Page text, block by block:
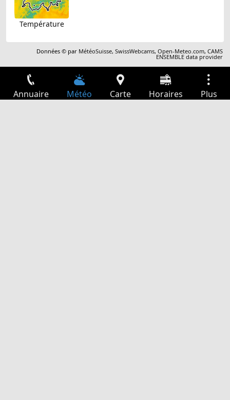
Température
Données © par MétéoSuisse,SwissWebcams,Open-Meteo.com,CAMS
ENSEMBLE data provider
Annuaire Météo Carte Horaires Plus